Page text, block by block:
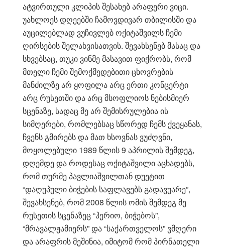
ატვირთული კლიპის შესახებ არაფერი ვიცი.
უახლოეს დღეებში ჩამოვდივარ თბილისში და
აუცილებლად ვუჩივლებ ოქიტაშვილს ჩემი
ღირსების შელახვისათვის. შევახსენებ მასაც და
სხვებსაც, თუკი ვინმე მასავით ფიქრობს, რომ
მთელი ჩემი შემოქმედებითი ცხოვრების
მანძილზე არ ყოფილა არც ერთი კონცერტი
არც რუსეთში და არც მსოფლიოს ნებისმიერ
სცენაზე, სადაც მე არ შემისრულებია ის
სიმღერები, რომლებსაც სწორედ ჩემს ქვეყანას,
ჩვენს გმირებს და მათ ხსოვნას ვუძღვნი,
მოყოლებული 1989 წლის 9 აპრილის შემდეგ,
დღემდე და როდესაც ოქიტაშვილი აცხადებს,
რომ თურმე პავლიაშვილთან დუეტით
“დაღუპული ბიჭების საფლავებს გადავუარე”,
შევახსენებ, რომ 2008 წლის ომის შემდეგ მე
რუსეთის სცენაზეც “ჰერიო, ბიჭებოს”,
“მრავალჟამიერს” და “საქართველოს” ვმღერი
და არაფრის მეშინია, იმიტომ რომ პირნათელი